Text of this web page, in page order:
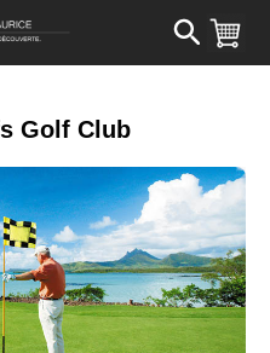
Golf Club